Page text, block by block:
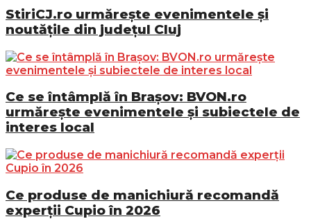
StiriCJ.ro urmărește evenimentele și
noutățile din județul Cluj
Ce se întâmplă în Brașov: BVON.ro
urmărește evenimentele și subiectele de
interes local
Ce produse de manichiură recomandă
experții Cupio în 2026